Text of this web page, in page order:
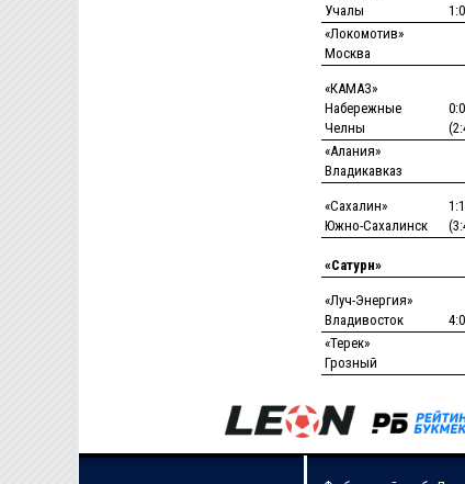
Учалы
1:0
«Локомотив»
Москва
«КАМАЗ»
Набережные
Челны
0:0
«Алания»
Владикавказ
«Сахалин»
Южно-Сахалинск
1:1
«Сатурн»
«Луч-Энергия»
Владивосток
4:0
«Терек»
Грозный